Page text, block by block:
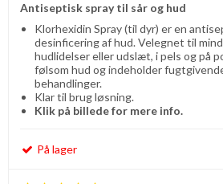
Antiseptisk spray til sår og hud
Klorhexidin Spray (til dyr) er en
desinficering af hud. Velegnet til
hudlidelser eller udslæt, i pels og på
følsom hud og indeholder
behandlinger.
Klar til brug løsning.
Klik på billede for mere info.
På lager